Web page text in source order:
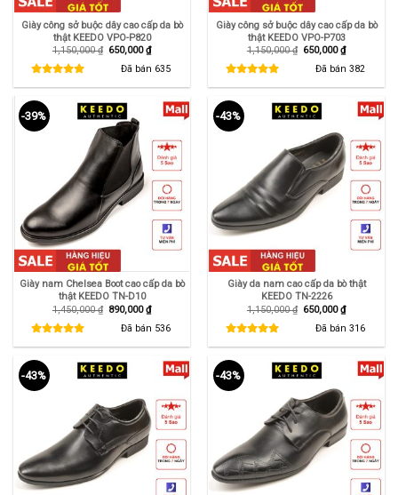
Giày công sở buộc dây cao cấp da bò
thật KEEDO VPO-P820
1,150,000₫ Giá
1,150,000 ₫.
650,000₫Giá
hiện
tại
là:
650,000 ₫.
Đã bán 635
Giày công sở buộc dây cao cấp da bò
thật KEEDO VPO-P703
1,150,000₫ Giá
1,150,000 ₫.
650,000₫Giá
hiện
tại
là:
650,000 ₫.
Đã bán 382
-39%
Giày nam Chelsea Boot cao cấp da bò
thật KEEDO TN-D10
1,450,000₫ Giá
1,450,000 ₫.
890,000₫Giá
hiện
tại
là:
Đã bán 536
-43%
Giày da nam cao cấp da bò thật
KEEDO TN-2226
1,150,000₫ Giá
1,150,000 ₫.
650,000₫Giá
hiện
tại
là:
Đã bán 316
-43% -43%